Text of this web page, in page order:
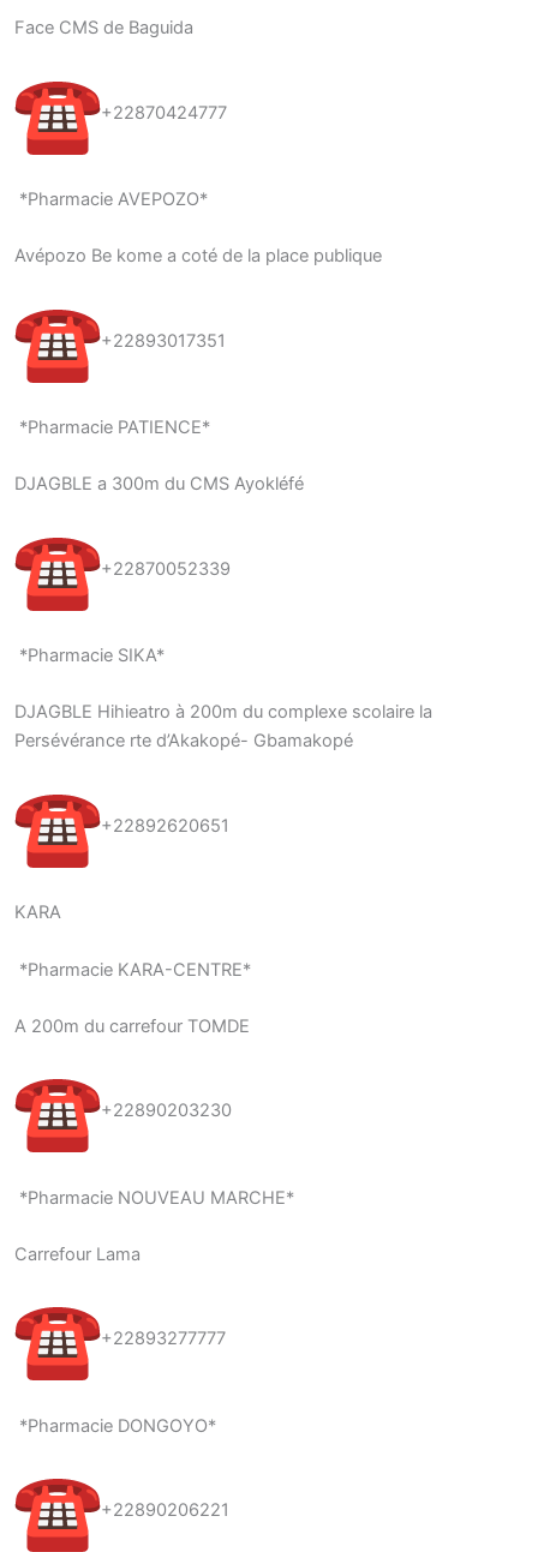
Face CMS de Baguida
+22870424777
*Pharmacie AVEPOZO*
Avépozo Be kome a coté de la place publique
+22893017351
*Pharmacie PATIENCE*
DJAGBLE a 300m du CMS Ayokléfé
+22870052339
*Pharmacie SIKA*
DJAGBLE Hihieatro à 200m du complexe scolaire la
Persévérance rte d’Akakopé- Gbamakopé
+22892620651
KARA
*Pharmacie KARA-CENTRE*
A 200m du carrefour TOMDE
+22890203230
*Pharmacie NOUVEAU MARCHE*
Carrefour Lama
+22893277777
*Pharmacie DONGOYO*
+22890206221